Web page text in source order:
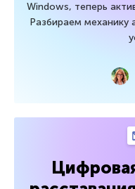
Windows, теперь
Разбираем механику